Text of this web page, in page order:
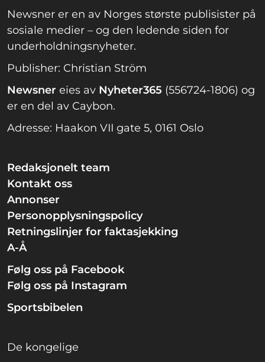
Newsner er en av Norges største publisister på
sosiale medier – og den ledende siden for
underholdningsnyheter.
Publisher: Christian Ström
Newsner eies av Nyheter365 (556724-1806) og
er en del av Caybon.
Adresse: Haakon VII gate 5, 0161 Oslo
Redaksjonelt team
Kontakt oss
Annonser
Personopplysningspolicy
Retningslinjer for faktasjekking
A-Å
Følg oss på Facebook
Følg oss på Instagram
Sportsbibelen
De kongelige